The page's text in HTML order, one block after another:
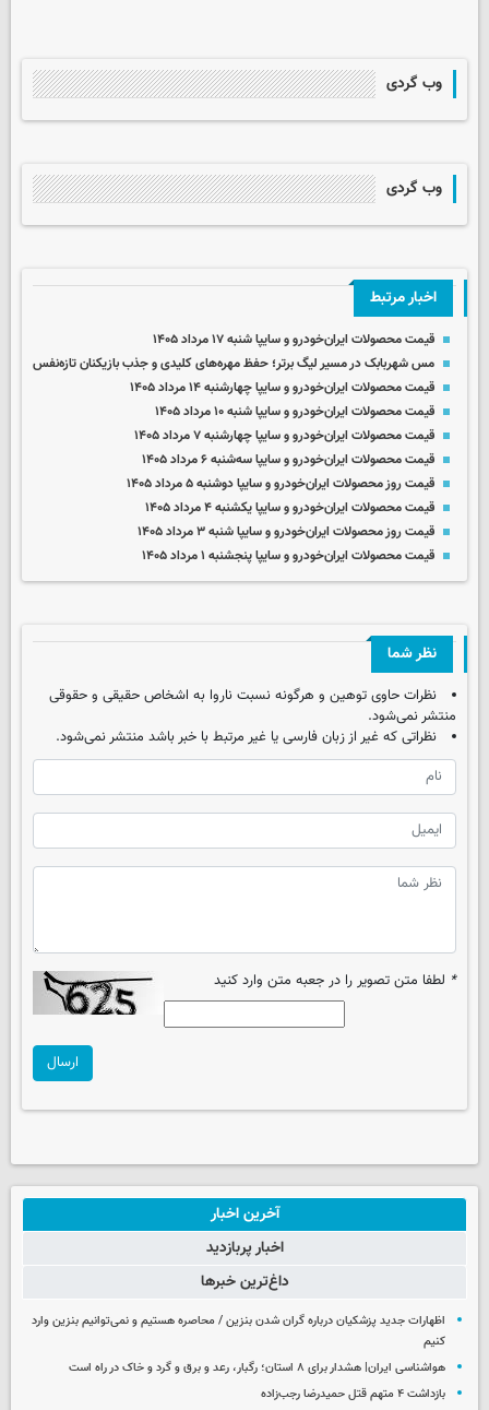
وب گردی
وب گردی
اخبار مرتبط
قیمت محصولات ایران‌خودرو و سایپا شنبه ۱۷ مرداد ۱۴۰۵
مس شهربابک در مسیر لیگ برتر؛ حفظ مهره‌های کلیدی و جذب بازیکنان تازه‌نفس
قیمت محصولات ایران‌خودرو و سایپا چهارشنبه ۱۴ مرداد ۱۴۰۵
قیمت محصولات ایران‌خودرو و سایپا شنبه ۱۰ مرداد ۱۴۰۵
قیمت محصولات ایران‌خودرو و سایپا چهارشنبه ۷ مرداد ۱۴۰۵
قیمت محصولات ایران‌خودرو و سایپا سه‌شنبه ۶ مرداد ۱۴۰۵
قیمت روز محصولات ایران‌خودرو و سایپا دوشنبه ۵ مرداد ۱۴۰۵
قیمت محصولات ایران‌خودرو و سایپا یکشنبه ۴ مرداد ۱۴۰۵
قیمت روز محصولات ایران‌خودرو و سایپا شنبه ۳ مرداد ۱۴۰۵
قیمت محصولات ایران‌خودرو و سایپا پنجشنبه ۱ مرداد ۱۴۰۵
نظر شما
نظرات حاوی توهین و هرگونه نسبت ناروا به اشخاص حقیقی و حقوقی
منتشر نمی‌شود.
نظراتی که غیر از زبان فارسی یا غیر مرتبط با خبر باشد منتشر نمی‌شود.
* لطفا متن تصویر را در جعبه متن وارد کنید
ارسال
آخرین اخبار
اخبار پربازدید
داغ‌ترین خبرها
اظهارات جدید پزشکیان درباره گران شدن بنزین / محاصره هستیم و نمی‌توانیم بنزین وارد
کنیم
هواشناسی ایران| هشدار برای ۸ استان؛ رگبار، رعد و برق و گرد و خاک در راه است
بازداشت ۴ متهم قتل حمیدرضا رجب‌زاده